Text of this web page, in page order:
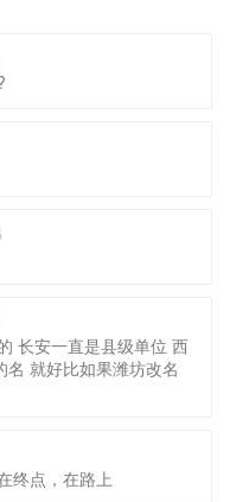
长安一直是县级单位 西
名 就好比如果潍坊改名
终点，在路上